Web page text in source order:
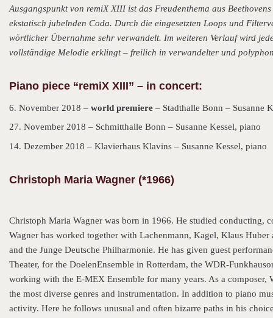
Ausgangspunkt von remiX XIII ist das Freudenthema aus
ekstatisch jubelnden Coda. Durch die eingesetzten Loops und
wörtlicher Übernahme sehr verwandelt. Im weiteren Verlauf wird
vollständige Melodie erklingt – freilich in verwandelter und
Piano piece “remiX XIII” – in concert:
6. November 2018 – world premiere – Stadthalle Bonn – Susanne
27. November 2018 – Schmitthalle Bonn – Susanne Kessel, piano
14. Dezember 2018 – Klavierhaus Klavins – Susanne Kessel, piano
Christoph Maria Wagner (*1966)
Christoph Maria Wagner was born in 1966. He studied conducting,
Wagner has worked together with Lachenmann, Kagel, Klaus
and the Junge Deutsche Philharmonie. He has given guest
Theater, for the DoelenEnsemble in Rotterdam, the WDR-
working with the E-MEX Ensemble for many years. As a
the most diverse genres and instrumentation. In addition to piano
activity. Here he follows unusual and often bizarre paths in his